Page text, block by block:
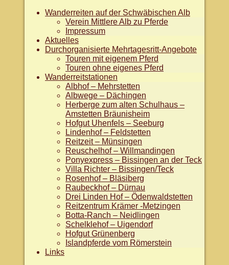
Wanderreiten auf der Schwäbischen Alb
Verein Mittlere Alb zu Pferde
Impressum
Aktuelles
Durchorganisierte Mehrtagesritt-Angebote
Touren mit eigenem Pferd
Touren ohne eigenes Pferd
Wanderreitstationen
Albhof – Mehrstetten
Albwege – Dächingen
Herberge zum alten Schulhaus –
Amstetten Bräunisheim
Hofgut Uhenfels – Seeburg
Lindenhof – Feldstetten
Reitzeit – Münsingen
Reuschelhof – Willmandingen
Ponyexpress – Bissingen an der Teck
Villa Richter – Bissingen/Teck
Rosenhof – Bläsiberg
Raubeckhof – Dürnau
Drei Linden Hof – Ödenwaldstetten
Reitzentrum Krämer -Metzingen
Botta-Ranch – Neidlingen
Schelklehof – Uigendorf
Hofgut Grünenberg
Islandpferde vom Römerstein
Links